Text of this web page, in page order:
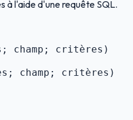
à l'aide d'une requête SQL.
champ; critères)
champ; critères)